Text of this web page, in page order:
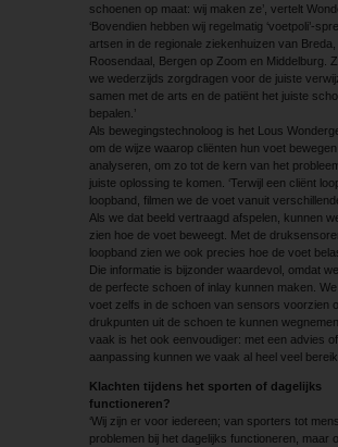
schoenen op maat: wij maken ze’, vertelt
‘Bovendien hebben wij regelmatig ‘voetpoli’-
artsen in de regionale ziekenhuizen van Breda,
Roosendaal, Bergen op Zoom en Middelburg.
we wederzijds zorgdragen voor de juiste
samen met de arts en de patiënt het juiste
bepalen.’
Als bewegingstechnoloog is het Lous
om de wijze waarop cliënten hun voet
analyseren, om zo tot de kern van het
juiste oplossing te komen. ‘Terwijl een cliënt
loopband, filmen we de voet vanuit
Als we dat beeld vertraagd afspelen, kunnen
zien hoe de voet beweegt. Met de
loopband zien we ook precies hoe de voet
Die informatie is bijzonder waardevol, omdat
de perfecte schoen of inlay kunnen maken.
voet zelfs in de schoen van sensors voorzien
drukpunten uit de schoen te kunnen
vaak is het ook eenvoudiger: met een advies
aanpassing kunnen we vaak al heel veel
Klachten tijdens het sporten of dagelijks
functioneren?
‘Wij zijn er voor iedereen; van sporters tot
problemen bij het dagelijks functioneren, maar